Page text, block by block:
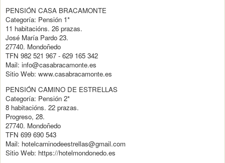
PENSIÓN CASA BRACAMONTE
Categoría: Pensión 1*
11 habitacións. 26 prazas.
José María Pardo 23.
27740. Mondoñedo
TFN 982 521 967 - 629 165 342
Mail: info@casabracamonte.es
Sitio Web: www.casabracamonte.es
PENSIÓN CAMINO DE ESTRELLAS
Categoría: Pensión 2*
8 habitacións. 22 prazas.
Progreso, 28.
27740. Mondoñedo
TFN 699 690 543
Mail: hotelcaminodeestrellas@gmail.com
Sitio Web: https://hotelmondonedo.es